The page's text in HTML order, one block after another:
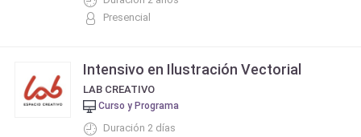
Presencial
Intensivo en Ilustración Vectorial
LAB CREATIVO
Curso y Programa
Duración 2 días